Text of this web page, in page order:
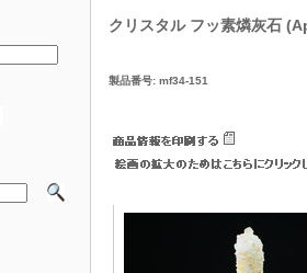
クリスタル フッ素燐灰石
製品番号: mf34-151